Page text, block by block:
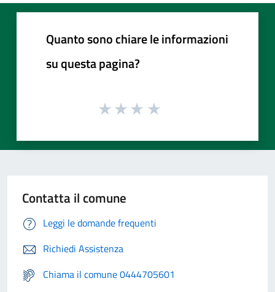
Quanto sono chiare le informazioni
su questa pagina?
Contatta il comune
Leggi le domande frequenti
Richiedi Assistenza
Chiama il comune 0444705601